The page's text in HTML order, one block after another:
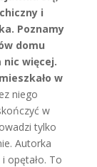
i
Poznamy
domu
więcej.
w
niego
w
tylko
Autorka
i opętało. To